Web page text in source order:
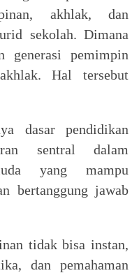
akhlak, dan
sekolah. Dimana
generasi pemimpin
Hal tersebut
dasar pendidikan
sentral dalam
yang mampu
bertanggung jawab
tidak bisa instan,
dan pemahaman